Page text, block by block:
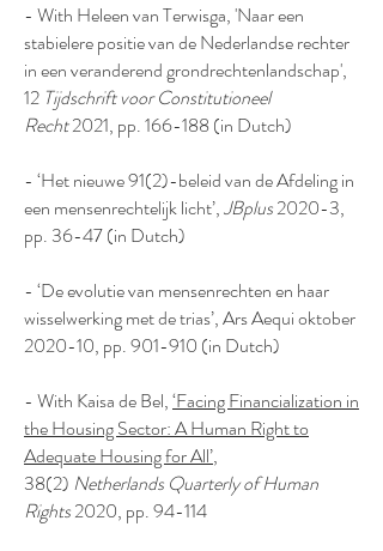
- With Heleen van Terwisga, 'Naar een
stabielere positie van de Nederlandse rechter
in een veranderend grondrechtenlandschap',
12 Tijdschrift voor Constitutioneel
Recht2021, pp. 166-188 (in Dutch)
- ‘Het nieuwe 91(2)-beleid van de Afdeling in
een mensenrechtelijk licht’,JBplus2020-3,
pp. 36-47 (in Dutch)
- ‘De evolutie van mensenrechten en haar
wisselwerking met de trias’, Ars Aequi oktober
2020-10, pp. 901-910 (in Dutch)
- With Kaisa de Bel,‘Facing Financialization in
the Housing Sector: A Human Right to
Adequate Housing for All’,
38(2) Netherlands Quarterly of Human
Rights2020, pp. 94-114